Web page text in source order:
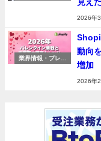
見え
2026年3
業界情報・プレス
動向
増加
2026年2